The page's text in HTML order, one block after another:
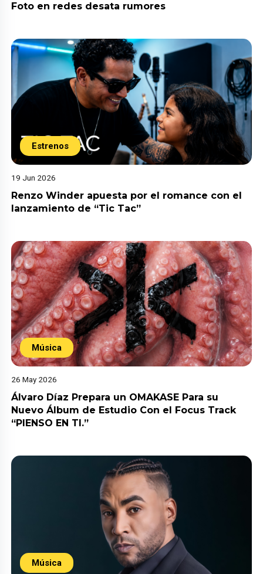
Foto en redes desata rumores
Estrenos
19 Jun 2026
Renzo Winder apuesta por el romance con el
lanzamiento de “Tic Tac”
Música
26 May 2026
Álvaro Díaz Prepara un OMAKASE Para su
Nuevo Álbum de Estudio Con el Focus Track
“PIENSO EN TI.”
Música